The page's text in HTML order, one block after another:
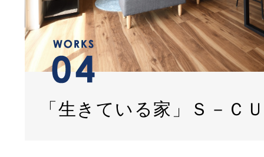
「生きている家」Ｓ－Ｃ